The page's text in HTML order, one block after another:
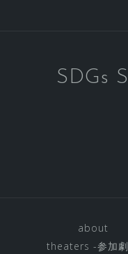
SDGs
about
theaters -参加